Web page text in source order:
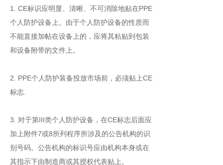
1. CE标识应明显、清晰、不可消除地贴在PPE
个人防护设备上。由于个人防护设备的性质而
不能直接加帖在设备上的，应将其粘贴到包装
和设备附带的文件上。
2. PPE个人防护装备投放市场前，必须贴上CE
标志.
3. 对于第III类个人防护设备，在CE标志后面应
加上附件7或8所列程序所涉及的公告机构的识
别号码。公告机构的标识号应由机构本身或在
其指示下由制造商或其授权代表贴上。